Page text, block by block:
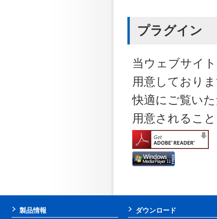
プラグイン
当ウェブサイ
用意しており
快適にご覧い
用意されるこ
製品情報 ダウンロード